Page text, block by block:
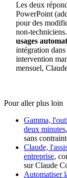
Les deux
PowerPoint
pour des
non-
usages
intégration
intervention
mensuel,
Pour aller plus loin
Gamma,
deux minutes
sans
Claude,
entreprise,
sur Claude
Automatiser